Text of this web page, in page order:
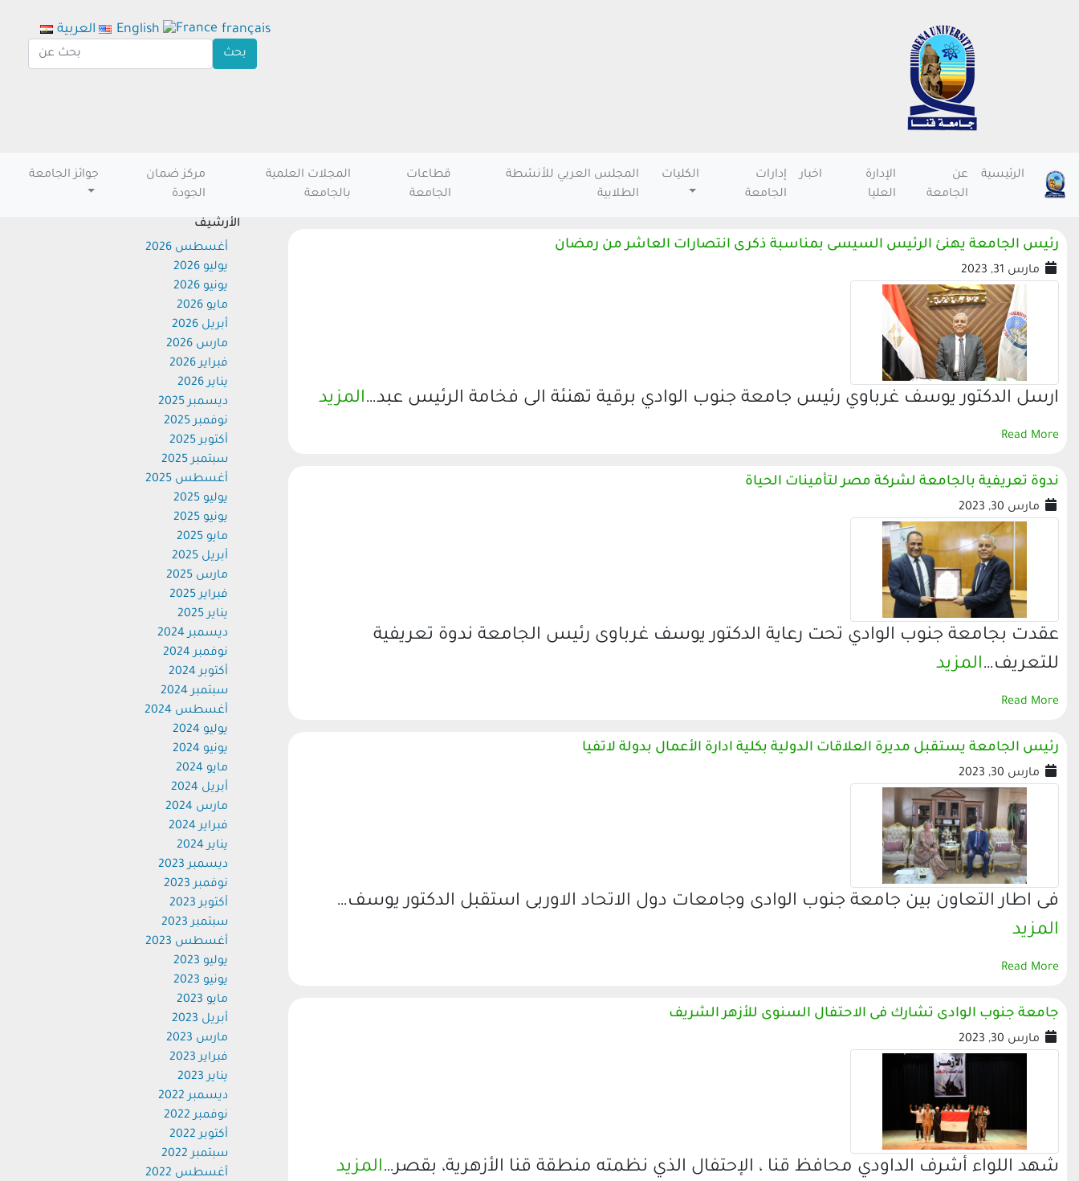
الرئيسية
عن
الجامعة
الإدارة
العليا
اخبار
إدارات
الجامعة
الكليات
المجلس العربي للأنشطة
الطلابية
قطاعات
الجامعة
المجلات العلمية
بالجامعة
مركز ضمان
الجودة
جوائز الجامعة
رئيس الجامعة يهنئ الرئيس السيسى بمناسبة ذكرى انتصارات العاشر من رمضان
مارس 31, 2023
ارسل الدكتور يوسف غرباوي رئيس جامعة جنوب الوادي برقية تهنئة الى فخامة الرئيس عبد…المزيد
Read More
ندوة تعريفية بالجامعة لشركة مصر لتأمينات الحياة
مارس 30, 2023
عقدت بجامعة جنوب الوادي تحت رعاية الدكتور يوسف غرباوى رئيس الجامعة ندوة تعريفية
للتعريف…المزيد
Read More
رئيس الجامعة يستقبل مديرة العلاقات الدولية بكلية ادارة الأعمال بدولة لاتفيا
مارس 30, 2023
فى اطار التعاون بين جامعة جنوب الوادى وجامعات دول الاتحاد الاوربى استقبل الدكتور يوسف…
المزيد
Read More
جامعة جنوب الوادى تشارك فى الاحتفال السنوى للأزهر الشريف
مارس 30, 2023
شهد اللواء أشرف الداودي محافظ قنا ، الإحتفال الذي نظمته منطقة قنا الأزهرية، بقصر…المزيد
الأرشيف
أغسطس 2026
يوليو 2026
يونيو 2026
مايو 2026
أبريل 2026
مارس 2026
فبراير 2026
يناير 2026
ديسمبر 2025
نوفمبر 2025
أكتوبر 2025
سبتمبر 2025
أغسطس 2025
يوليو 2025
يونيو 2025
مايو 2025
أبريل 2025
مارس 2025
فبراير 2025
يناير 2025
ديسمبر 2024
نوفمبر 2024
أكتوبر 2024
سبتمبر 2024
أغسطس 2024
يوليو 2024
يونيو 2024
مايو 2024
أبريل 2024
مارس 2024
فبراير 2024
يناير 2024
ديسمبر 2023
نوفمبر 2023
أكتوبر 2023
سبتمبر 2023
أغسطس 2023
يوليو 2023
يونيو 2023
مايو 2023
أبريل 2023
مارس 2023
فبراير 2023
يناير 2023
ديسمبر 2022
نوفمبر 2022
أكتوبر 2022
سبتمبر 2022
أغسطس 2022
العربية English français